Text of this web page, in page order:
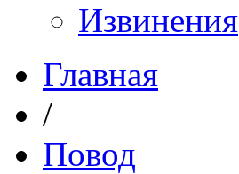
Извинения
Главная
/
Повод